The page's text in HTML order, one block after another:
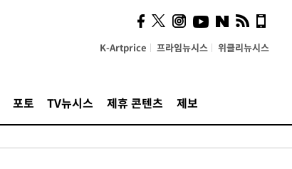
K-Artprice 프라임뉴시스 위클리뉴시스
포토 TV뉴시스 제휴 콘텐츠 제보
의견, 국토부·LH에 충실히
전달할 것"